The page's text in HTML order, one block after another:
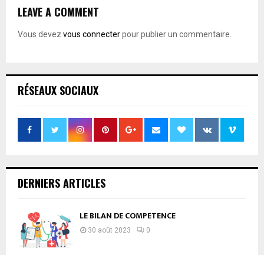
LEAVE A COMMENT
Vous devez vous connecterpour publier un commentaire.
RÉSEAUX SOCIAUX
DERNIERS ARTICLES
LE BILAN DE COMPETENCE
30 août 2023 0